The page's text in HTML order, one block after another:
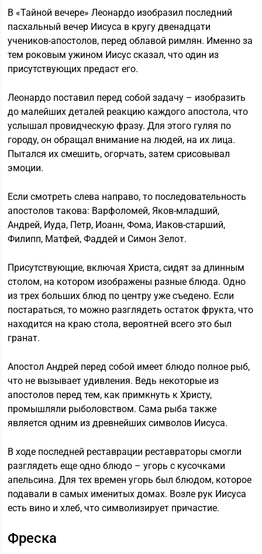
В «Тайной вечере» Леонардо изобразил последний
пасхальный вечер Иисуса в кругу двенадцати
учеников-апостолов, перед облавой римлян. Именно за
тем роковым ужином Иисус сказал, что один из
присутствующих предаст его.
Леонардо поставил перед собой задачу – изобразить
до малейших деталей реакцию каждого апостола, что
услышал провидческую фразу. Для этого гуляя по
городу, он обращал внимание на людей, на их лица.
Пытался их смешить, огорчать, затем срисовывал
эмоции.
Если смотреть слева направо, то последовательность
апостолов такова: Варфоломей, Яков-младший,
Андрей, Иуда, Петр, Иоанн, Фома, Иаков-старший,
Филипп, Матфей, Фаддей и Симон Зелот.
Присутствующие, включая Христа, сидят за длинным
столом, на котором изображены разные блюда. Одно
из трех больших блюд по центру уже съедено. Если
постараться, то можно разглядеть остаток фрукта, что
находится на краю стола, вероятней всего это был
гранат.
Апостол Андрей перед собой имеет блюдо полное рыб,
что не вызывает удивления. Ведь некоторые из
апостолов перед тем, как примкнуть к Христу,
промышляли рыболовством. Сама рыба также
является одним из древнейших символов Иисуса.
В ходе последней реставрации реставраторы смогли
разглядеть еще одно блюдо – угорь с кусочками
апельсина. Для тех времен угорь был блюдом, которое
подавали в самых именитых домах. Возле рук Иисуса
есть вино и хлеб, что символизирует причастие.
Фреска